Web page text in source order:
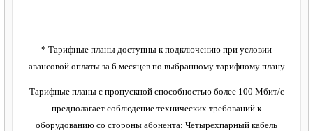
* Тарифные планы доступны к подключению при условии
авансовой оплаты за 6 месяцев по выбранному тарифному плану
Тарифные планы с пропускной способностью более 100 Мбит/с
предполагает соблюдение технических требований к
оборудованию со стороны абонента: Четырехпарный кабель